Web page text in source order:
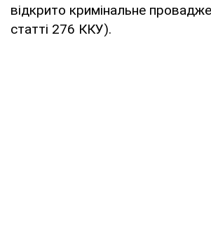
відкрито кримінальне
статті 276 ККУ).